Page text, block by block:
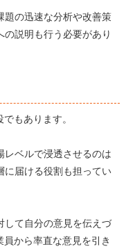
題の迅速な分析や改善策
説明も行う必要があり
もあります。
レベルで浸透させるのは
に届ける役割も担ってい
して自分の意見を伝えづ
から率直な意見を引き